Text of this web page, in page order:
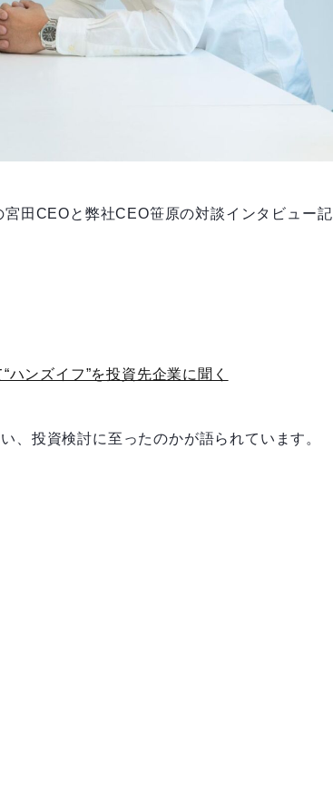
田CEOと弊社CEO笹原の対談インタビュー記
ンズイフ”を投資先企業に聞く
投資検討に至ったのかが語られています。